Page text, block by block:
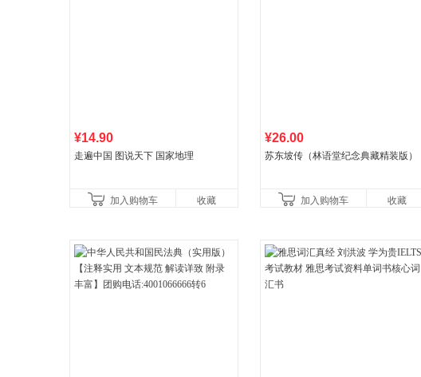
¥14.90
走遍中国 图说天下 国家地理
加入购物车 收藏
¥26.00
苏东坡传（林语堂纪念典藏精装版）
加入购物车 收藏